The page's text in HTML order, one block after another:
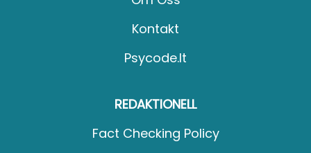
Kontakt
Psycode.it
REDAKTIONELL
Fact Checking Policy